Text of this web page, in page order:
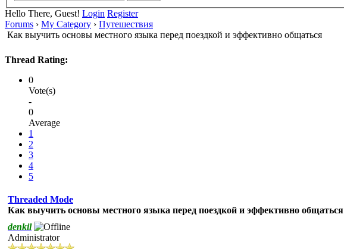
Hello There, Guest! Login Register
Forums › My Category › Путешествия
Как выучить основы местного языка перед поездкой и эффективно общаться
Thread Rating:
0
Vote(s)
-
0
Average
1
2
3
4
5
Threaded Mode
Как выучить основы местного языка перед поездкой и эффективно общаться
denkil
Administrator